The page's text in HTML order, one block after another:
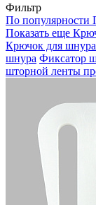
Фильтр
По популярности
Показать еще
Крючок для
шнура Фиксатор
шторной ленты